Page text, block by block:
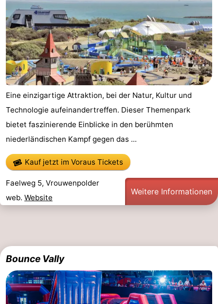
Eine einzigartige Attraktion, bei der Natur, Kultur und
Technologie aufeinandertreffen. Dieser Themenpark
bietet faszinierende Einblicke in den berühmten
niederländischen Kampf gegen das ...
Kauf jetzt im Voraus Tickets
Faelweg 5, Vrouwenpolder
web. Website
Weitere Informationen
Bounce Vally